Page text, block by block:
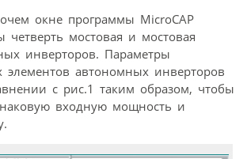
окне программы MicroCAP
четверть мостовая и мостовая
инверторов. Параметры
автономных инверторов
с рис.1 таким образом, чтобы
входную мощность и